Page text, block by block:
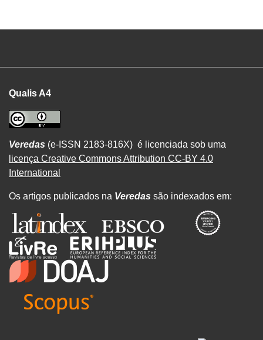
Qualis A4
Veredas (e-ISSN 2183-816X) é licenciada sob uma
licença Creative Commons Attribution CC-BY 4.0
International
Os artigos publicados na Veredas são indexados em: